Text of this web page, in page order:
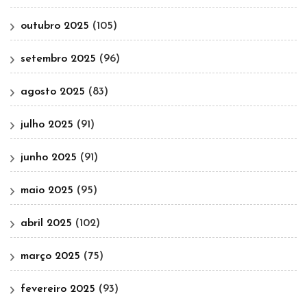
outubro 2025 (105)
setembro 2025 (96)
agosto 2025 (83)
julho 2025 (91)
junho 2025 (91)
maio 2025 (95)
abril 2025 (102)
março 2025 (75)
fevereiro 2025 (93)